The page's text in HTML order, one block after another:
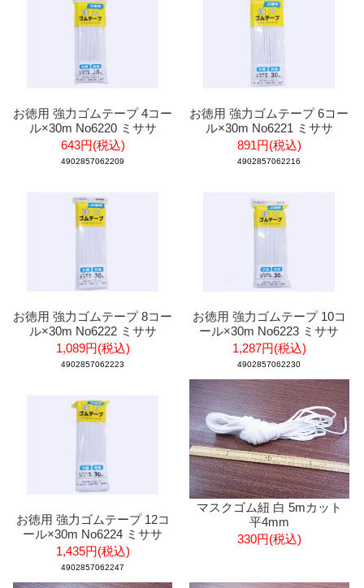
お徳用 強力ゴムテープ 4コー
ル×30m No6220 ミササ
643円(税込)
4902857062209
お徳用 強力ゴムテープ 6コー
ル×30m No6221 ミササ
891円(税込)
4902857062216
お徳用 強力ゴムテープ 8コー
ル×30m No6222 ミササ
1,089円(税込)
4902857062223
お徳用 強力ゴムテープ 10コ
ール×30m No6223 ミササ
1,287円(税込)
4902857062230
お徳用 強力ゴムテープ 12コ
ール×30m No6224 ミササ
1,435円(税込)
4902857062247
マスクゴム紐 白 5mカット
平4mm
330円(税込)